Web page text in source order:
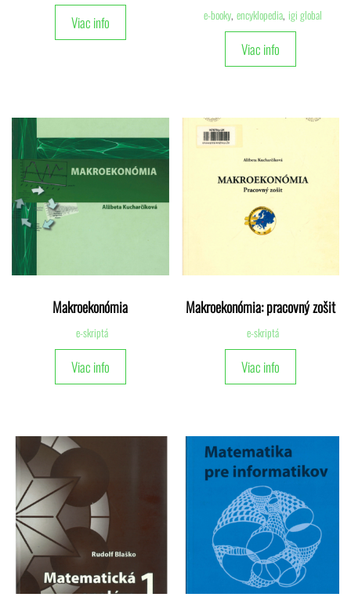
Viac info e-booky, encyklopedia, igi global
Viac info
Makroekonómia
e-skriptá
Viac info
Makroekonómia: pracovný zošit
e-skriptá
Viac info